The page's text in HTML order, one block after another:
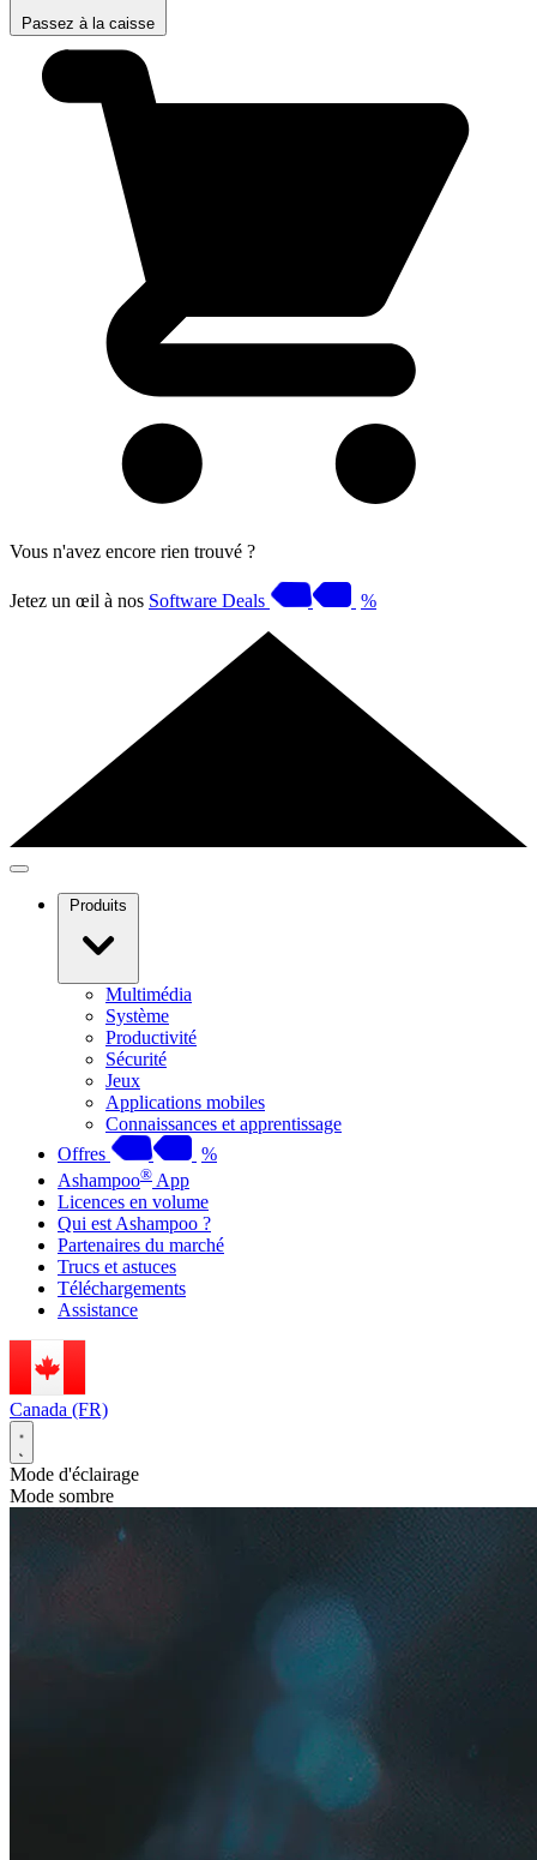
Passez à la caisse
Vous n'avez encore rien trouvé ?
Jetez un œil à nos Software Deals %
Produits
Multimédia
Système
Productivité
Sécurité
Jeux
Applications mobiles
Connaissances et apprentissage
Offres
%
Ashampoo® App
Licences en volume
Qui est Ashampoo ?
Partenaires du marché
Trucs et astuces
Téléchargements
Assistance
Canada (FR)
Mode d'éclairage
Mode sombre